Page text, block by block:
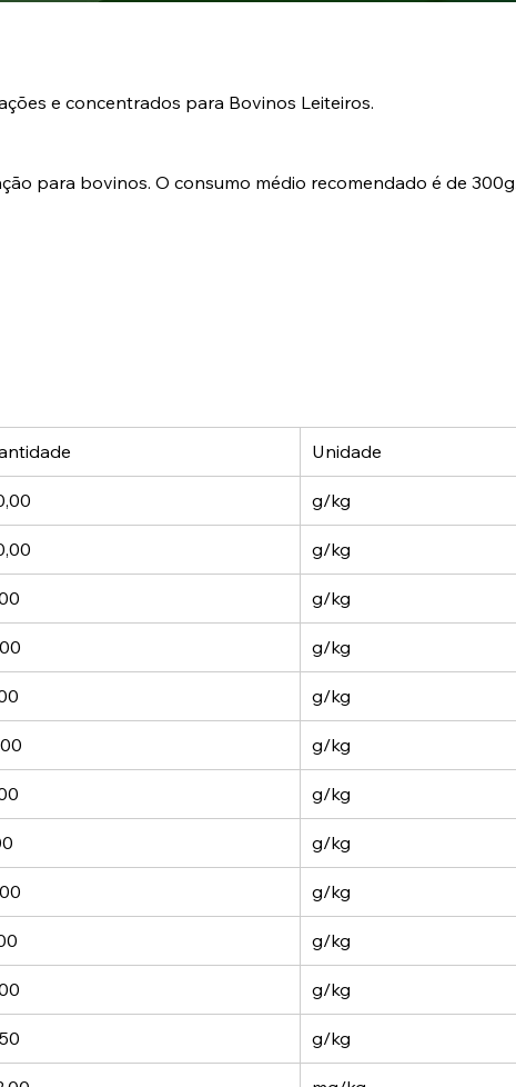
e concentrados para Bovinos Leiteiros.
para bovinos. O consumo médio recomendado é de
Unidade
g/kg
g/kg
g/kg
g/kg
g/kg
g/kg
g/kg
g/kg
g/kg
g/kg
g/kg
g/kg